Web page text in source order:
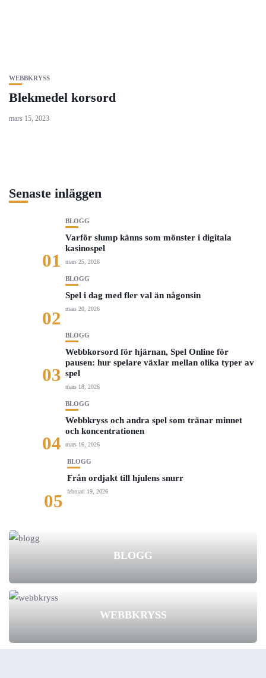
WEBBKRYSS
Blekmedel korsord
mars 15, 2023
Senaste inläggen
01
BLOGG
Varför slump känns som mönster i digitala
kasinospel
mars 25, 2026
02
BLOGG
Spel i dag med fler val än någonsin
mars 20, 2026
03
BLOGG
Webbkorsord för hjärnan, Spel Online för
pausen: hur spelare växlar mellan olika typer av
spel
mars 18, 2026
04
BLOGG
Webbkryss och andra spel som tränar minnet
och koncentrationen
mars 16, 2026
05
BLOGG
Från ordjakt till hjulens snurr
februari 19, 2026
BLOGG
WEBBKRYSS